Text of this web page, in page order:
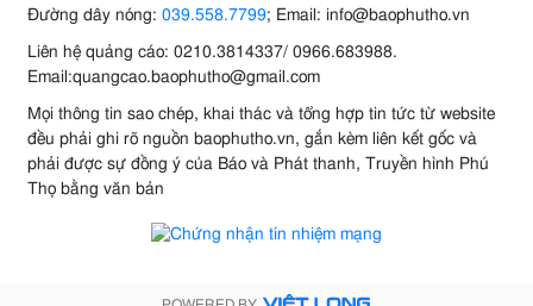
Đường dây nóng: 039.558.7799; Email: info@baophutho.vn
Liên hệ quảng cáo: 0210.3814337/ 0966.683988.
Email:quangcao.baophutho@gmail.com
Mọi thông tin sao chép, khai thác và tổng hợp tin tức từ website
đều phải ghi rõ nguồn baophutho.vn, gắn kèm liên kết gốc và
phải được sự đồng ý của Báo và Phát thanh, Truyền hình Phú
Thọ bằng văn bản